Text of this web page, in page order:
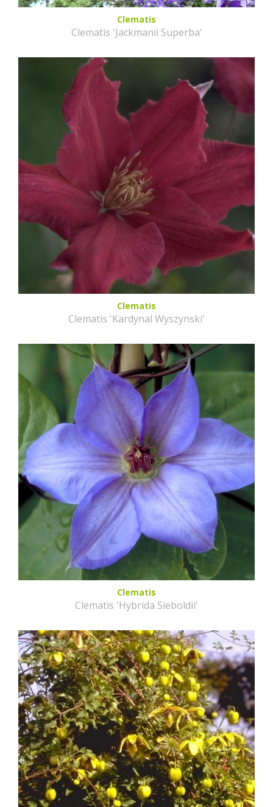
Clematis
Clematis 'Jackmanii Superba'
Clematis
Clematis 'Kardynal Wyszynski'
Clematis
Clematis 'Hybrida Sieboldii'